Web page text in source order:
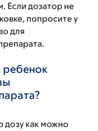
Если дозатор не
попросите у
для
ребенок
как можно